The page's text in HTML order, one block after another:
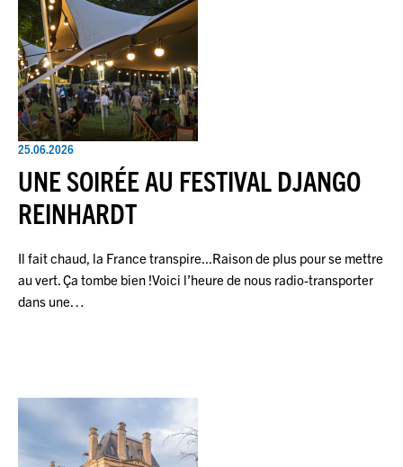
25.06.2026
UNE SOIRÉE AU FESTIVAL DJANGO
REINHARDT
Il fait chaud, la France transpire...Raison de plus pour se mettre
au vert. Ça tombe bien !Voici l’heure de nous radio-transporter
dans une…